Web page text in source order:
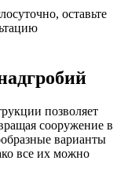
оставьте
позволяет
сооружение в
варианты
все их можно